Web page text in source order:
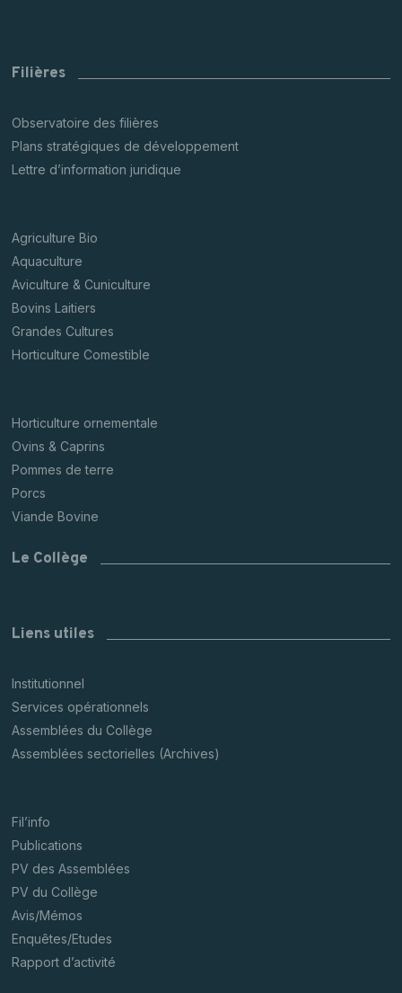
Filières
Observatoire des filières
Plans stratégiques de développement
Lettre d’information juridique
Agriculture Bio
Aquaculture
Aviculture & Cuniculture
Bovins Laitiers
Grandes Cultures
Horticulture Comestible
Horticulture ornementale
Ovins & Caprins
Pommes de terre
Porcs
Viande Bovine
Le Collège
Liens utiles
Institutionnel
Services opérationnels
Assemblées du Collège
Assemblées sectorielles (Archives)
Fil’info
Publications
PV des Assemblées
PV du Collège
Avis/Mémos
Enquêtes/Etudes
Rapport d’activité